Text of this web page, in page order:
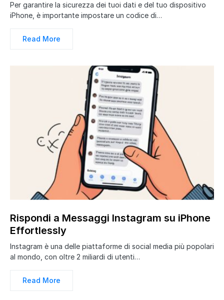
Per garantire la sicurezza dei tuoi dati e del tuo dispositivo
iPhone, è importante impostare un codice di…
Read More
Rispondi a Messaggi Instagram su iPhone
Effortlessly
Instagram è una delle piattaforme di social media più popolari
al mondo, con oltre 2 miliardi di utenti…
Read More